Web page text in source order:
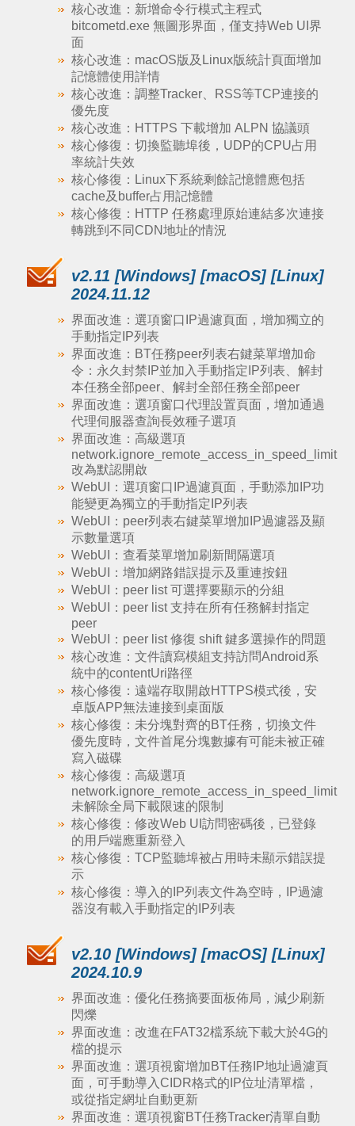
核心改進：新增命令行模式主程式
bitcometd.exe 無圖形界面，僅支持Web UI界
面
核心改進：macOS版及Linux版統計頁面增加
記憶體使用詳情
核心改進：調整Tracker、RSS等TCP連接的
優先度
核心改進：HTTPS 下載增加 ALPN 協議頭
核心修復：切換監聽埠後，UDP的CPU占用
率統計失效
核心修復：Linux下系統剩餘記憶體應包括
cache及buffer占用記憶體
核心修復：HTTP 任務處理原始連結多次連接
轉跳到不同CDN地址的情況
v2.11 [Windows] [macOS] [Linux]
2024.11.12
界面改進：選項窗口IP過濾頁面，增加獨立的
手動指定IP列表
界面改進：BT任務peer列表右鍵菜單增加命
令：永久封禁IP並加入手動指定IP列表、解封
本任務全部peer、解封全部任務全部peer
界面改進：選項窗口代理設置頁面，增加通過
代理伺服器查詢長效種子選項
界面改進：高級選項
network.ignore_remote_access_in_speed_limit
改為默認開啟
WebUI：選項窗口IP過濾頁面，手動添加IP功
能變更為獨立的手動指定IP列表
WebUI：peer列表右鍵菜單增加IP過濾器及顯
示數量選項
WebUI：查看菜單增加刷新間隔選項
WebUI：增加網路錯誤提示及重連按鈕
WebUI：peer list 可選擇要顯示的分組
WebUI：peer list 支持在所有任務解封指定
peer
WebUI：peer list 修復 shift 鍵多選操作的問題
核心改進：文件讀寫模組支持訪問Android系
統中的contentUri路徑
核心修復：遠端存取開啟HTTPS模式後，安
卓版APP無法連接到桌面版
核心修復：未分塊對齊的BT任務，切換文件
優先度時，文件首尾分塊數據有可能未被正確
寫入磁碟
核心修復：高級選項
network.ignore_remote_access_in_speed_limit
未解除全局下載限速的限制
核心修復：修改Web UI訪問密碼後，已登錄
的用戶端應重新登入
核心修復：TCP監聽埠被占用時未顯示錯誤提
示
核心修復：導入的IP列表文件為空時，IP過濾
器沒有載入手動指定的IP列表
v2.10 [Windows] [macOS] [Linux]
2024.10.9
界面改進：優化任務摘要面板佈局，減少刷新
閃爍
界面改進：改進在FAT32檔系統下載大於4G的
檔的提示
界面改進：選項視窗增加BT任務IP地址過濾頁
面，可手動導入CIDR格式的IP位址清單檔，
或從指定網址自動更新
界面改進：選項視窗BT任務Tracker清單自動